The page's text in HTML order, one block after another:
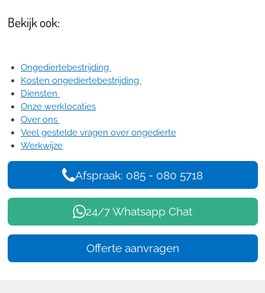
Bekijk ook:
Ongediertebestrijding
Kosten ongediertebestrijding
Diensten
Onze werklocaties
Over ons
Veel gestelde vragen over ongedierte
Werkwijze
Afspraak: 085 - 080 5718
24/7 Whatsapp Chat
Offerte aanvragen